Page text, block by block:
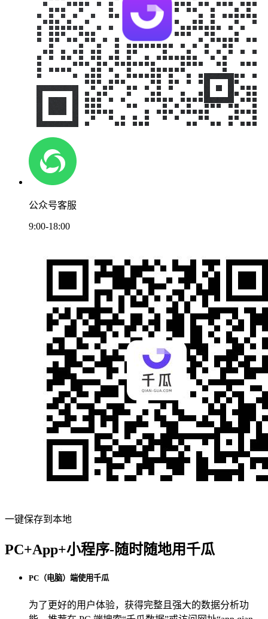
公众号客服
9:00-18:00
一键保存到本地
PC+App+小程序-随时随地用千瓜
PC（电脑）端使用千瓜
为了更好的用户体验，获得完整且强大的数据分析功